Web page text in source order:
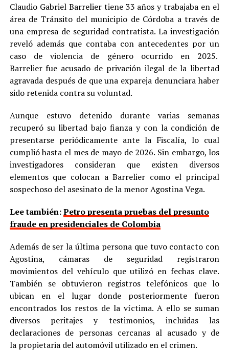
Claudio Gabriel Barrelier tiene 33 años y trabajaba en el
área de Tránsito del municipio de Córdoba a través de
una empresa de seguridad contratista. La investigación
reveló además que contaba con antecedentes por un
caso de violencia de género ocurrido en 2025.
Barrelier fue acusado de privación ilegal de la libertad
agravada después de que una expareja denunciara haber
sido retenida contra su voluntad.
Aunque estuvo detenido durante varias semanas
recuperó su libertad bajo fianza y con la condición de
presentarse periódicamente ante la Fiscalía, lo cual
cumplió hasta el mes de mayo de 2026. Sin embargo, los
investigadores consideran que existen diversos
elementos que colocan a Barrelier como el principal
sospechoso del asesinato de la menor Agostina Vega.
Lee también:Petro presenta pruebas del presunto
fraude en presidenciales de Colombia
Además de ser la última persona que tuvo contacto con
Agostina, cámaras de seguridad registraron
movimientos del vehículo que utilizó en fechas clave.
También se obtuvieron registros telefónicos que lo
ubican en el lugar donde posteriormente fueron
encontrados los restos de la víctima. A ello se suman
diversos peritajes y testimonios, incluidas las
declaraciones de personas cercanas al acusado y de
la propietaria del automóvil utilizado en el crimen.